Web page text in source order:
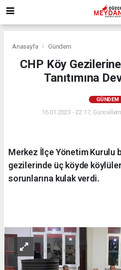
Anasayfa Gündem
CHP Köy
Tanıtımına
GÜNDEM
16.01.2023 - 22:17,
Merkez İlçe Yönetim Kurulu
gezilerinde üç köyde
sorunlarına kulak verdi.